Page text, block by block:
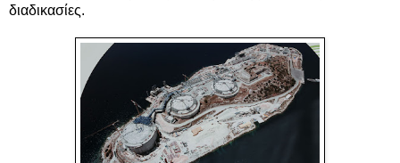
διαδικασίες.